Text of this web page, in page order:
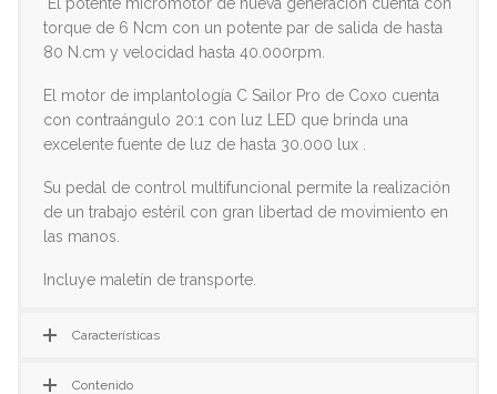
torque de 6 Ncm con un potente par de salida de hasta
80 N.cm y velocidad hasta 40.000rpm.
El motor de implantología C Sailor Pro de Coxo cuenta
con contraángulo 20:1 con luz LED que brinda una
excelente fuente de luz de hasta 30.000 lux .
Su pedal de control multifuncional permite la realización
de un trabajo estéril con gran libertad de movimiento en
las manos.
Incluye maletín de transporte.
Características
Contenido